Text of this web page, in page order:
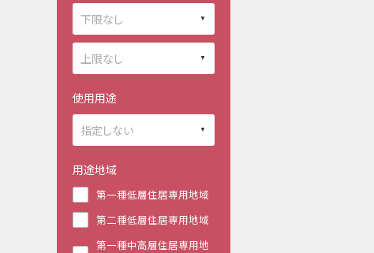
使用用途
用途地域
第一種低層住居専用地域
第二種低層住居専用地域
第一種中高層住居専用地